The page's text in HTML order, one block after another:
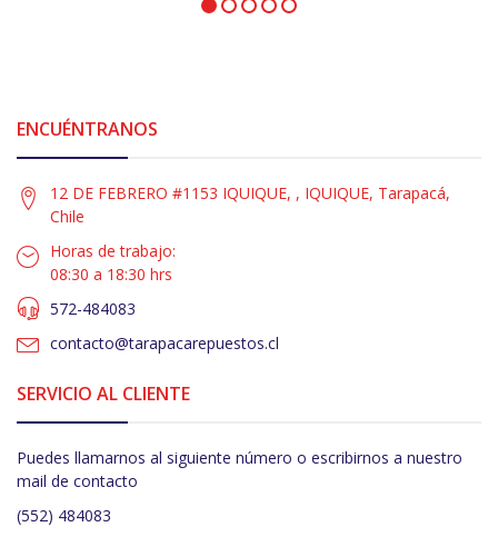
ENCUÉNTRANOS
12 DE FEBRERO #1153 IQUIQUE, , IQUIQUE, Tarapacá,
Chile
Horas de trabajo:
08:30 a 18:30 hrs
572-484083
contacto@tarapacarepuestos.cl
SERVICIO AL CLIENTE
Puedes llamarnos al siguiente número o escribirnos a nuestro
mail de contacto
(552) 484083